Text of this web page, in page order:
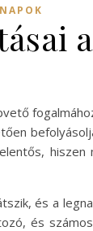
és a
és